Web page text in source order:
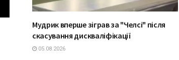
Мудрик вперше зіграв за "Челсі" після
скасування дискваліфікації
05.08.2026